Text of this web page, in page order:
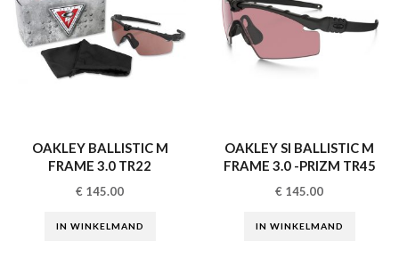
OAKLEY BALLISTIC M
FRAME 3.0 TR22
€ 145.00
IN WINKELMAND
OAKLEY SI BALLISTIC M
FRAME 3.0 -PRIZM TR45
€ 145.00
IN WINKELMAND